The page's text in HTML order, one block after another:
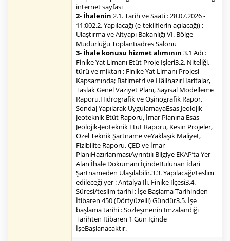
internet sayfası
2- İhalenin 2.1. Tarih ve Saati : 28.07.2026 -
11:002.2. Yapılacağı (e-tekliflerin açılacağı) :
Ulaştırma ve Altyapı Bakanlığı VI. Bölge
Müdürlüğü Toplantıadres Salonu
3- İhale konusu hizmet alımının 3.1 Adı :
Finike Yat Limanı Etüt Proje İşleri3.2. Niteliği,
türü ve miktarı : Finike Yat Limanı Projesi
Kapsamında; Batimetri ve HâlihazırHaritalar,
Taslak Genel Vaziyet Planı, Sayısal Modelleme
Raporu,Hidrografik ve Oşinografik Rapor,
Sondaj Yapılarak UygulamayaEsas Jeolojik-
Jeoteknik Etüt Raporu, İmar Planına Esas
Jeolojik-Jeoteknik Etüt Raporu, Kesin Projeler,
Özel Teknik Şartname veYaklaşık Maliyet,
Fizibilite Raporu, ÇED ve İmar
PlanıHazırlanmasıAyrıntılı Bilgiye EKAP’ta Yer
Alan İhale Dokümanı İçindeBulunan İdari
Şartnameden Ulaşılabilir.3.3. Yapılacağı/teslim
edileceği yer : Antalya İli, Finike İlçesi3.4.
Süresi/teslim tarihi : İşe Başlama Tarihinden
İtibaren 450 (Dörtyüzelli) Gündür3.5. İşe
başlama tarihi : Sözleşmenin İmzalandığı
Tarihten İtibaren 1 Gün İçinde
İşeBaşlanacaktır.